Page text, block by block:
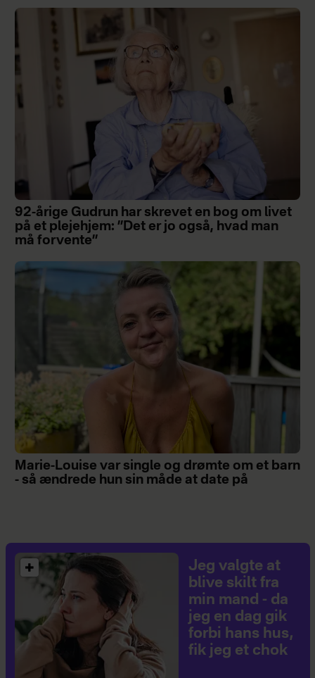
92-årige Gudrun har skrevet en bog om livet
på et plejehjem: ”Det er jo også, hvad man
må forvente”
Marie-Louise var single og drømte om et barn
- så ændrede hun sin måde at date på
Jeg valgte at
blive skilt fra
min mand - da
jeg en dag gik
forbi hans hus,
fik jeg et chok